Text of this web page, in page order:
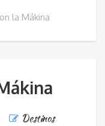
la Mákina
Destinos